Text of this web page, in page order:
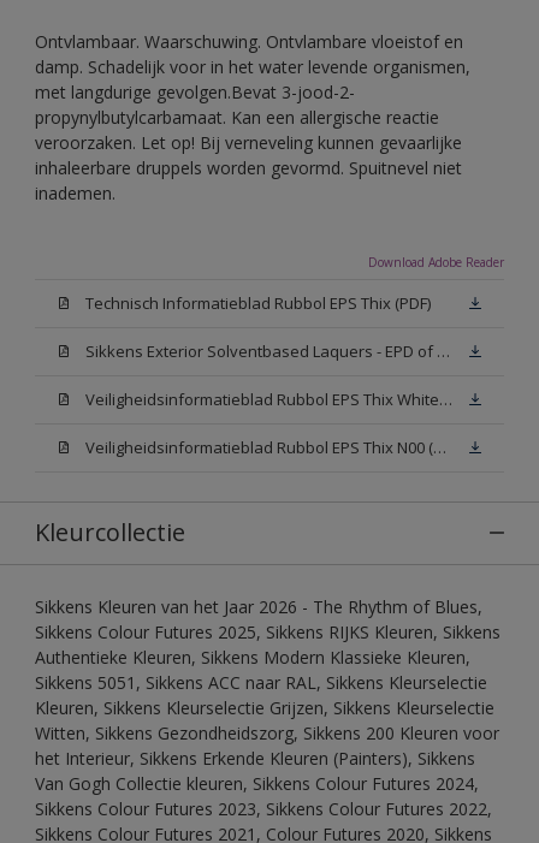
Ontvlambaar. Waarschuwing. Ontvlambare vloeistof en
damp. Schadelijk voor in het water levende organismen,
met langdurige gevolgen.Bevat 3-jood-2-
propynylbutylcarbamaat. Kan een allergische reactie
veroorzaken. Let op! Bij verneveling kunnen gevaarlijke
inhaleerbare druppels worden gevormd. Spuitnevel niet
inademen.
Download Adobe Reader
Technisch Informatieblad Rubbol EPS Thix (PDF)
Sikkens Exterior Solventbased Laquers - EPD of Milieuproductverklaring
Veiligheidsinformatieblad Rubbol EPS Thix White W05 (MSDS)
Veiligheidsinformatieblad Rubbol EPS Thix N00 (MSDS)
Kleurcollectie
Sikkens Kleuren van het Jaar 2026 - The Rhythm of Blues,
Sikkens Colour Futures 2025, Sikkens RIJKS Kleuren, Sikkens
Authentieke Kleuren, Sikkens Modern Klassieke Kleuren,
Sikkens 5051, Sikkens ACC naar RAL, Sikkens Kleurselectie
Kleuren, Sikkens Kleurselectie Grijzen, Sikkens Kleurselectie
Witten, Sikkens Gezondheidszorg, Sikkens 200 Kleuren voor
het Interieur, Sikkens Erkende Kleuren (Painters), Sikkens
Van Gogh Collectie kleuren, Sikkens Colour Futures 2024,
Sikkens Colour Futures 2023, Sikkens Colour Futures 2022,
Sikkens Colour Futures 2021, Colour Futures 2020, Sikkens